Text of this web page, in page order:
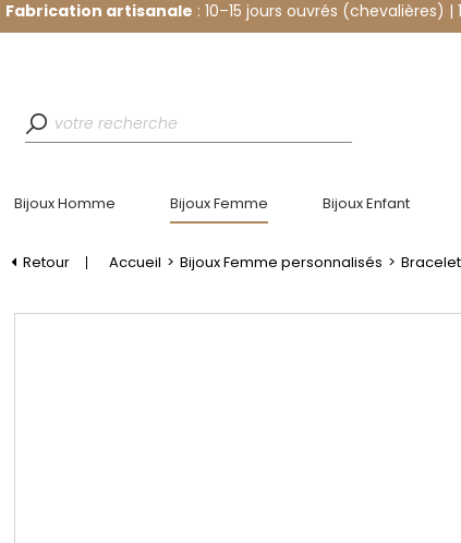
Fabrication artisanale : 10–15 jours ouvrés (chevalières)
Bijoux Homme Bijoux Femme Bijoux Enfant
Retour Accueil > Bijoux Femme personnalisés >